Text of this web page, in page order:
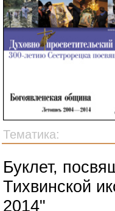
Тематика:
Буклет,
Тихвинской
2014"